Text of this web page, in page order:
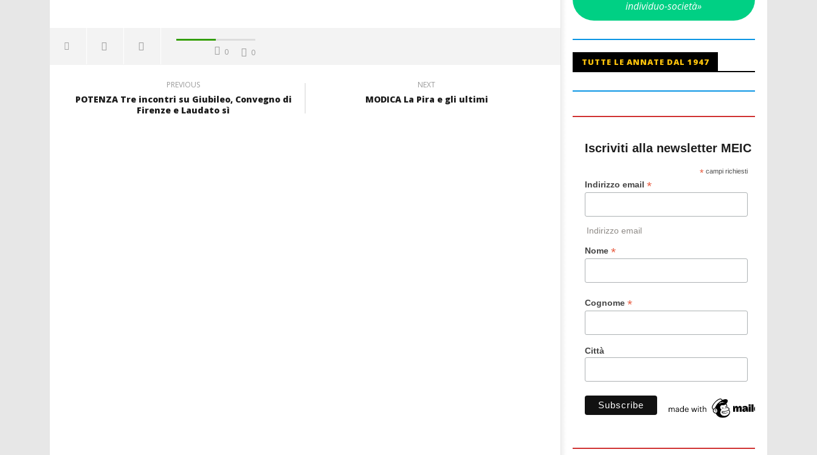
0 0
PREVIOUS
POTENZA Tre incontri su Giubileo, Convegno di
Firenze e Laudato sì
NEXT
MODICA La Pira e gli ultimi
individuo-società»
TUTTE LE ANNATE DAL 1947
Iscriviti alla newsletter MEIC
* campi richiesti
Indirizzo email *
Indirizzo email
Nome *
Cognome *
Città